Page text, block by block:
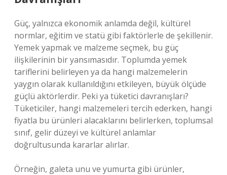
Güç, yalnızca ekonomik anlamda değil, kültürel
normlar, eğitim ve statü gibi faktörlerle de şekillenir.
Yemek yapmak ve malzeme seçmek, bu güç
ilişkilerinin bir yansımasıdır. Toplumda yemek
tariflerini belirleyen ya da hangi malzemelerin
yaygın olarak kullanıldığını etkileyen, büyük ölçüde
güçlü aktörlerdir. Peki ya tüketici davranışları?
Tüketiciler, hangi malzemeleri tercih ederken, hangi
fiyatla bu ürünleri alacaklarını belirlerken, toplumsal
sınıf, gelir düzeyi ve kültürel anlamlar
doğrultusunda kararlar alırlar.
Örneğin, galeta unu ve yumurta gibi ürünler,